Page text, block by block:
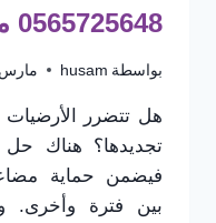
0565725648 معلم ايبوكسي الحويه
بواسطة husam مارس 19,
هل تتضرر
تجديدها؟ هناك
فيضمن حماية
بين فترة وأخرى.